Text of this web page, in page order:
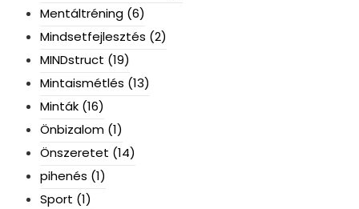
Mentáltréning (6)
Mindsetfejlesztés (2)
MINDstruct (19)
Mintaismétlés (13)
Minták (16)
Önbizalom (1)
Önszeretet (14)
pihenés (1)
Sport (1)